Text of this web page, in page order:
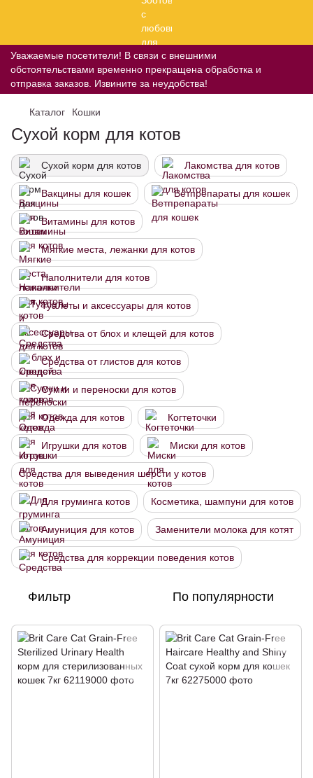
Уважаемые посетители! В связи с внешними
обстоятельствами временно прекращена обработка и
отправка заказов. Извините за неудобства!
Каталог Кошки
Сухой корм для котов
Сухой корм для котов Лакомства для котов
Вакцины для кошек Ветпрепараты для кошек
Витамины для котов
Мягкие места, лежанки для котов
Наполнители для котов
Туалеты и аксессуары для котов
Средства от блох и клещей для котов
Средства от глистов для котов
Сумки и переноски для котов
Одежда для котов Когтеточки
Игрушки для котов Миски для котов
Средства для выведения шерсти у котов
Для груминга котов Косметика, шампуни для котов
Амуниция для котов Заменители молока для котят
Средства для коррекции поведения котов
Фильтр По популярности